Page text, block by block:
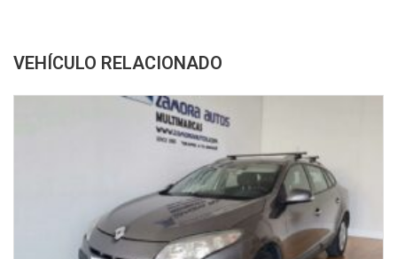
VEHÍCULO RELACIONADO